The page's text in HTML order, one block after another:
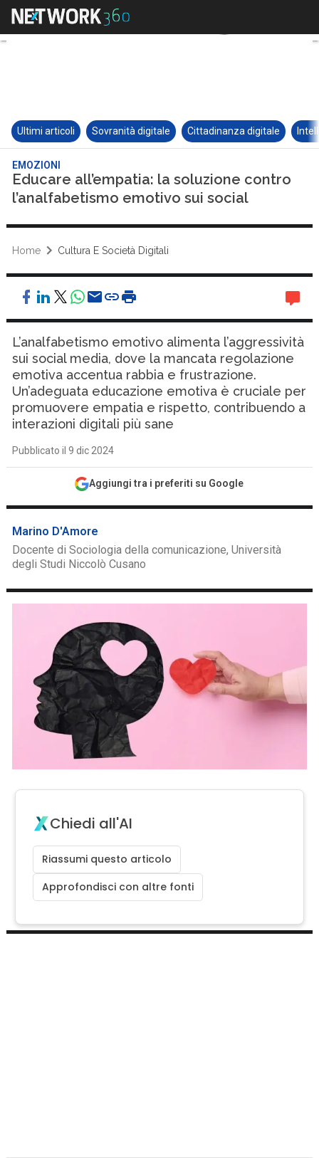
Ultimi articoli Sovranità digitale Cittadinanza digitale
EMOZIONI
Educare all’empatia: la soluzione contro
l’analfabetismo emotivo sui social
Home Cultura E Società Digitali
L’analfabetismo emotivo alimenta l’aggressività
sui social media, dove la mancata regolazione
emotiva accentua rabbia e frustrazione.
Un’adeguata educazione emotiva è cruciale per
promuovere empatia e rispetto, contribuendo a
interazioni digitali più sane
Pubblicato il 9 dic 2024
Aggiungi tra i preferiti su Google
Marino D'Amore
Docente di Sociologia della comunicazione, Università
degli Studi Niccolò Cusano
Chiedi all'AI
Riassumi questo articolo
Approfondisci con altre fonti